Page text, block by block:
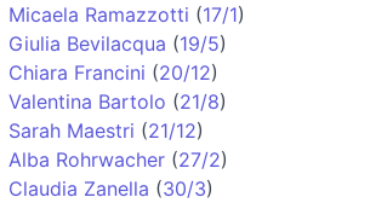
Micaela Ramazzotti (17/1)
Giulia Bevilacqua (19/5)
Chiara Francini (20/12)
Valentina Bartolo (21/8)
Sarah Maestri (21/12)
Alba Rohrwacher (27/2)
Claudia Zanella (30/3)